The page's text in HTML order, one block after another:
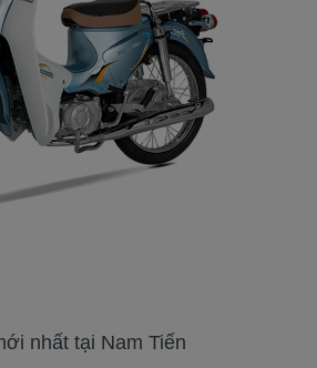
nhất tại Nam Tiến